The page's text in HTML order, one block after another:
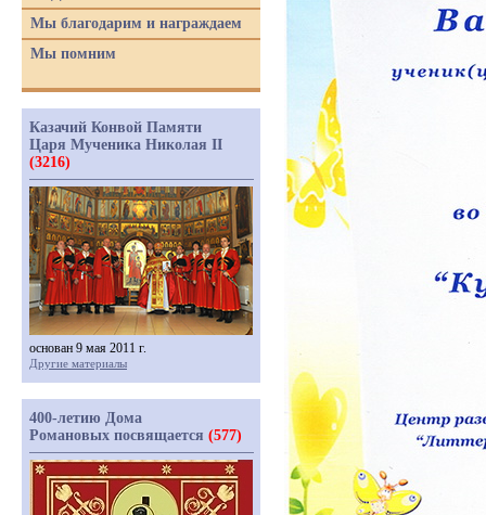
Мы благодарим и награждаем
Мы помним
Казачий Конвой Памяти
Царя Мученика Николая II
(3216)
основан 9 мая 2011 г.
Другие материалы
400-летию Дома
Романовых посвящается (577)